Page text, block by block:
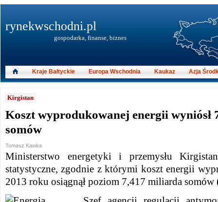
Kirgistan
Koszt wyprodukowanej energii wyniósł
somów
Tomasz Kawka
Ministerstwo energetyki i przemysłu
statystyczne, zgodnie z którymi koszt energii
2013 roku osiągnął poziom 7,417 miliarda
rynekwschodni.pl
gospodarka, finanse, biznes
Kraje Bałtyckie Europa Wschodnia Kaukaz Azja